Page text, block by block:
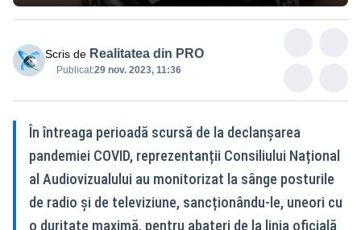
Scris de Realitatea din PRO
Publicat:29 nov. 2023, 11:36
În întreaga perioadă scursă de la declanșarea
pandemiei COVID, reprezentanții Consiliului Național
al Audiovizualului au monitorizat la sânge posturile
de radio și de televiziune, sancționându-le, uneori cu
o duritate maximă, pentru abateri de la linia oficială